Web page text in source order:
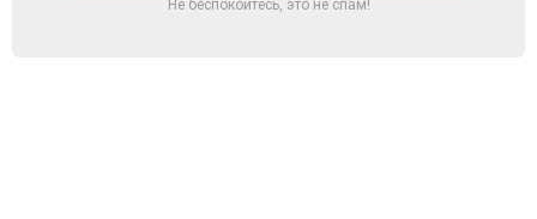
Не беспокойтесь, это не спам!